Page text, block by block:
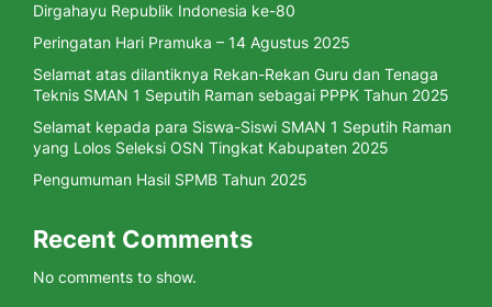
Dirgahayu Republik Indonesia ke-80
Peringatan Hari Pramuka – 14 Agustus 2025
Selamat atas dilantiknya Rekan-Rekan Guru dan Tenaga
Teknis SMAN 1 Seputih Raman sebagai PPPK Tahun 2025
Selamat kepada para Siswa-Siswi SMAN 1 Seputih Raman
yang Lolos Seleksi OSN Tingkat Kabupaten 2025
Pengumuman Hasil SPMB Tahun 2025
Recent Comments
No comments to show.